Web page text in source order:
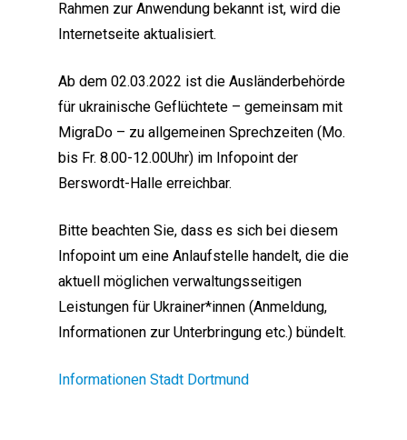
Rahmen zur Anwendung bekannt ist, wird die
Internetseite aktualisiert.
Ab dem 02.03.2022 ist die Ausländerbehörde
für ukrainische Geflüchtete – gemeinsam mit
MigraDo – zu allgemeinen Sprechzeiten (Mo.
bis Fr. 8.00-12.00Uhr) im Infopoint der
Berswordt-Halle erreichbar.
Bitte beachten Sie, dass es sich bei diesem
Infopoint um eine Anlaufstelle handelt, die die
aktuell möglichen verwaltungsseitigen
Leistungen für Ukrainer*innen (Anmeldung,
Informationen zur Unterbringung etc.) bündelt.
Informationen Stadt Dortmund